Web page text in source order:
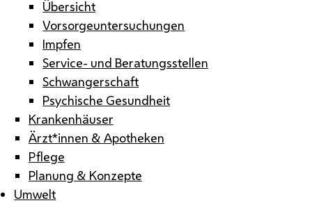
Übersicht
Vorsorgeuntersuchungen
Impfen
Service- und Beratungsstellen
Schwangerschaft
Psychische Gesundheit
Krankenhäuser
Ärzt*innen & Apotheken
Pflege
Planung & Konzepte
Umwelt